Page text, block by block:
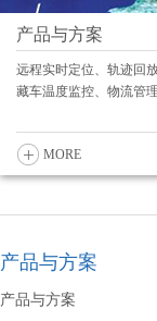
产品与方案
远程实时定位、轨迹回
藏车温度监控、物流管
MORE
产品与方案
产品与方案